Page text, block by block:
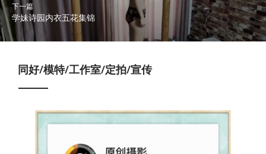
下一篇
学妹诗园内衣五花集锦
同好/模特/工作室/定拍/宣传